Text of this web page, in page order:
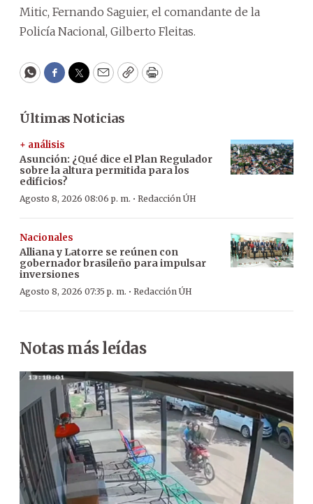
Mitic, Fernando Saguier, el comandante de la
Policía Nacional, Gilberto Fleitas.
WhatsApp
Facebook
Twitter
EmailCopyPrint
Últimas Noticias
+ análisis
Asunción: ¿Qué dice el Plan Regulador
sobre la altura permitida para los
edificios?
Agosto 8, 2026 08:06 p. m. · Redacción ÚH
Nacionales
Alliana y Latorre se reúnen con
gobernador brasileño para impulsar
inversiones
Agosto 8, 2026 07:35 p. m. · Redacción ÚH
Notas más leídas